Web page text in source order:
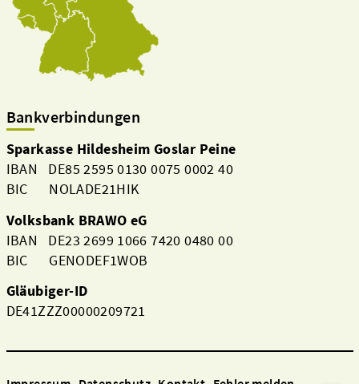
Bankverbindungen
Sparkasse Hildesheim Goslar Peine
IBAN DE85 2595 0130 0075 0002 40
BIC NOLADE21HIK
Volksbank BRAWO eG
IBAN DE23 2699 1066 7420 0480 00
BIC GENODEF1WOB
Gläubiger-ID
DE41ZZZ00000209721